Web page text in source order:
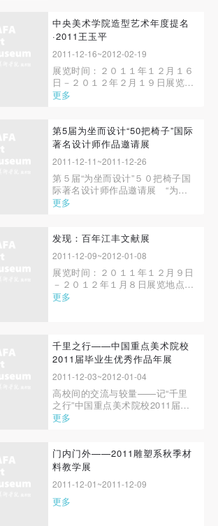
划 联席举办： 北京大学、青元素
视频支持：爱奇艺媒体支持：中国
青年报、凤凰网、网易、艺术当
代、新华社、...
中央美术学院造型艺术年度提名
·2011王玉平
2011-12-16~2012-02-19
展览时间：２０１１年１２月１６
日－２０１２年２月１９日展览地
点：中央美术学院美术馆 ３Ａ、
学院 中央美术学院美术馆
展览支持：云南昆明元盛文化产权
交易所 策展人：余丁白塔寺
走张自忠路、...
更多
第5届为坐而设计“50把椅子”国际
著名设计师作品邀请展
2011-12-11~2011-12-26
第５届“为坐而设计”５０把椅子国
际著名设计师作品邀请展 “为坐
而设计”是中央美术学院主办，由
设计实物赛展活动之一。从２００
举办了４届。 从第３届开始除了
大赛又增加“...
更多
发现：百年江丰文献展
2011-12-09~2012-01-08
展览时间：２０１１年１２月９日
－２０１２年１月８日展览地点：
中央美术学院美术馆 ２Ｂ展厅主
中国美术馆协办单位：吴作人国际
美术基金会、北京鲁迅博物馆、北
京匡时国际...
更多
千里之行——中国重点美术院校
2011届毕业生优秀作品年展
2011-12-03~2012-01-04
高校间的交流与较量——记“千里
之行”中国重点美术院校2011届毕
业生优秀作品展第二届“千里之行
中，于2011年12月3日上午10时，
在天津美术学院美术馆隆重开幕
于世宏主持，教育部高教司...
更多
门内门外——2011雕塑系秋季材
料教学展
2011-12-01~2011-12-09
更多
可使用雅昌艺术网会员账户登录